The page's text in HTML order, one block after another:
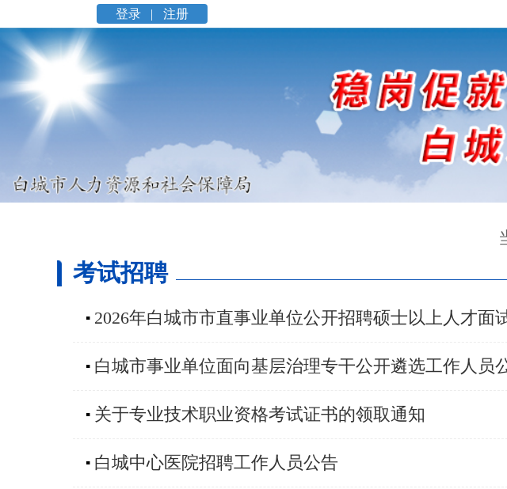
登录 | 注册
考试招聘
▪ 2026年白城市市直事业单位公开招聘硕士以上人才面
▪ 白城市事业单位面向基层治理专干公开遴选工作人员
▪ 关于专业技术职业资格考试证书的领取通知
▪ 白城中心医院招聘工作人员公告